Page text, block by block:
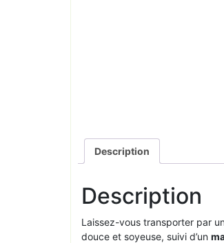
Description
Description
Laissez-vous transporter par
douce et soyeuse, suivi d’un